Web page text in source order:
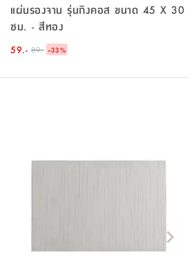
แผ่นรองจาน รุ่นกิงคอส ขนาด 45 X 30
ซม. - สีทอง
59.- 89.- -33%